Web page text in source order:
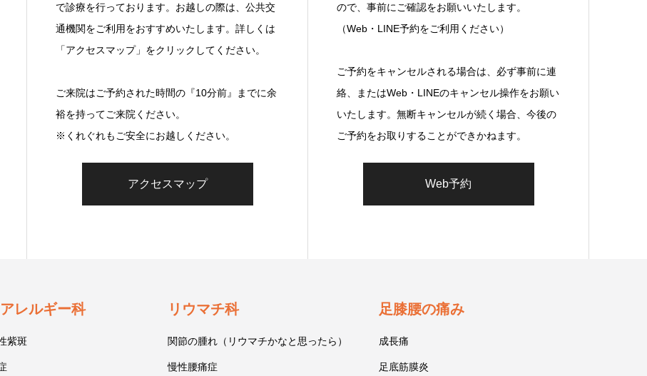
で診療を行っております。お越しの際は、公共交
通機関をご利用をおすすめいたします。詳しくは
「アクセスマップ」をクリックしてください。
ご来院はご予約された時間の『10分前』までに余
裕を持ってご来院ください。
※くれぐれもご安全にお越しください。
アクセスマップ
ので、事前にご確認をお願いいたします。
（Web・LINE予約をご利用ください）
ご予約をキャンセルされる場合は、必ず事前に連
絡、またはWeb・LINEのキャンセル操作をお願い
いたします。無断キャンセルが続く場合、今後の
ご予約をお取りすることができかねます。
Web予約
レルギー科
紫斑
リウマチ科
関節の腫れ（リウマチかなと思ったら）
慢性腰痛症
足膝腰の痛み
成長痛
足底筋膜炎